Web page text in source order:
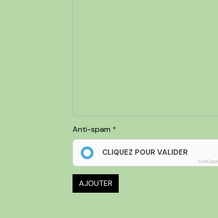
Anti-spam
CLIQUEZ POUR VALIDER
AJOUTER